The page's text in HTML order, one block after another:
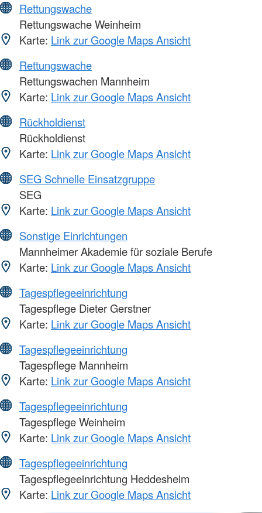
Rettungswache
Rettungswache Weinheim
Karte: Link zur Google Maps Ansicht
Rettungswache
Rettungswachen Mannheim
Karte: Link zur Google Maps Ansicht
Rückholdienst
Rückholdienst
Karte: Link zur Google Maps Ansicht
SEG Schnelle Einsatzgruppe
SEG
Karte: Link zur Google Maps Ansicht
Sonstige Einrichtungen
Mannheimer Akademie für soziale Berufe
Karte: Link zur Google Maps Ansicht
Tagespflegeeinrichtung
Tagespflege Dieter Gerstner
Karte: Link zur Google Maps Ansicht
Tagespflegeeinrichtung
Tagespflege Mannheim
Karte: Link zur Google Maps Ansicht
Tagespflegeeinrichtung
Tagespflege Weinheim
Karte: Link zur Google Maps Ansicht
Tagespflegeeinrichtung
Tagespflegeeinrichtung Heddesheim
Karte: Link zur Google Maps Ansicht